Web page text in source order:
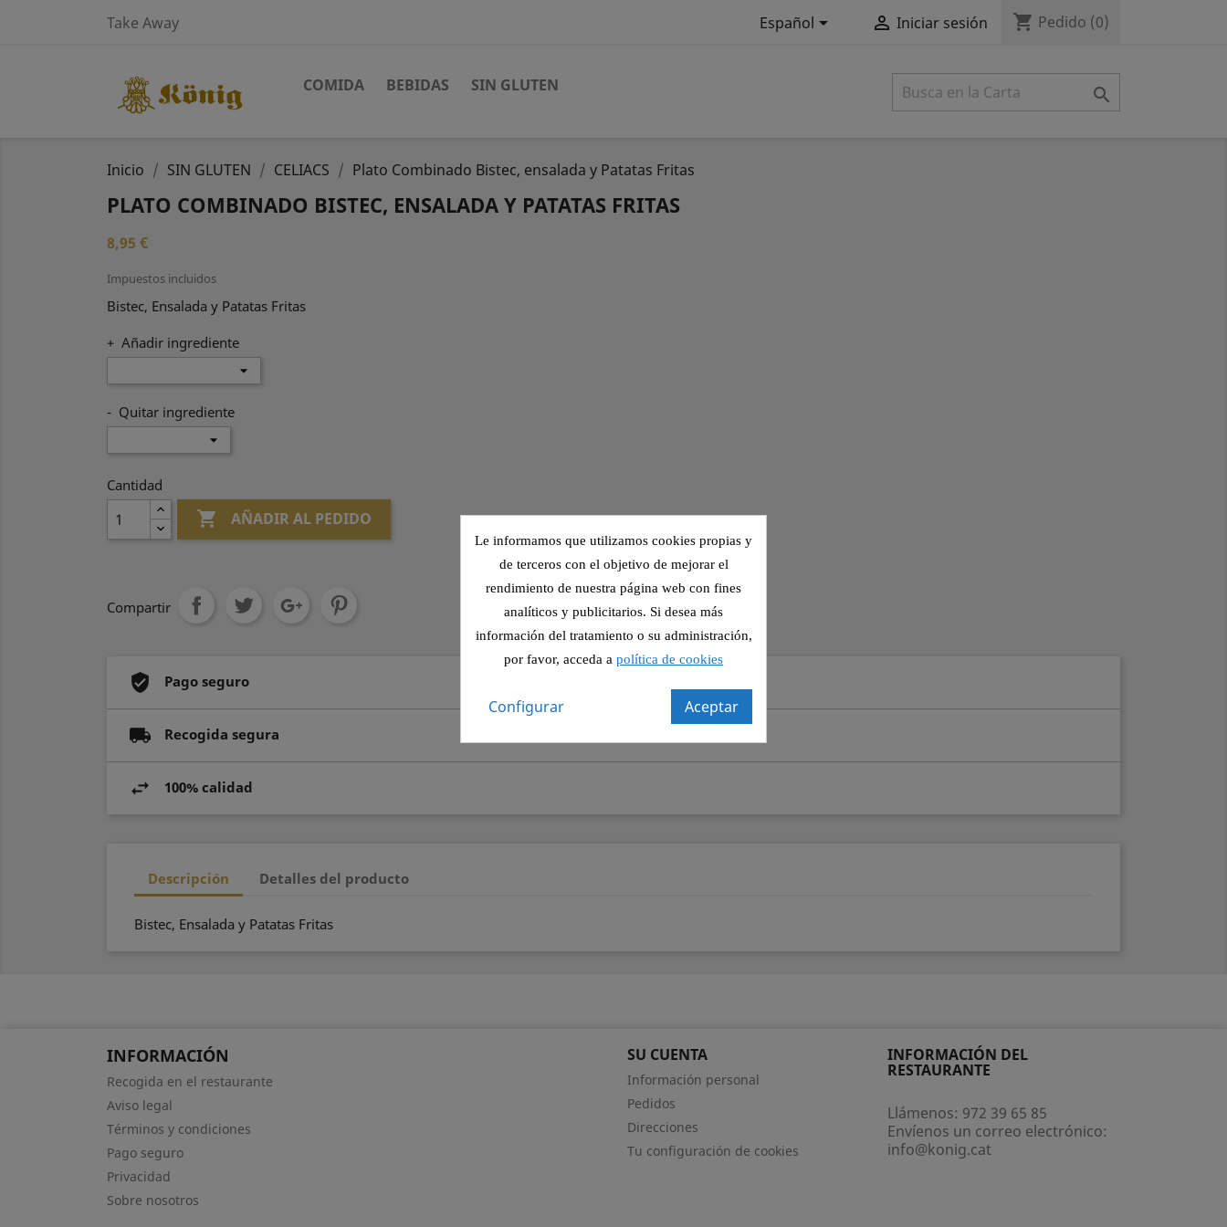
Take Away Español  Iniciar sesión shopping_cart Pedido (0)
COMIDA BEBIDAS SIN GLUTEN 
Inicio SIN GLUTEN CELIACS Plato Combinado Bistec, ensalada y Patatas Fritas
PLATO COMBINADO BISTEC, ENSALADA Y PATATAS FRITAS
8,95 €
Impuestos incluidos
Bistec, Ensalada y Patatas Fritas
+ Añadir ingrediente
- Quitar ingrediente
Cantidad
 AÑADIR AL PEDIDO
Compartir
Pago seguro
Recogida segura
100% calidad
Descripción Detalles del producto
Bistec, Ensalada y Patatas Fritas
INFORMACIÓN
Recogida en el restaurante
Aviso legal
Términos y condiciones
Pago seguro
Privacidad
Sobre nosotros
SU CUENTA
Información personal
Pedidos
Direcciones
Tu configuración de cookies
INFORMACIÓN DEL
RESTAURANTE
Llámenos: 972 39 65 85
Envíenos un correo electrónico:
info@konig.cat
Le informamos que utilizamos cookies propias y
de terceros con el objetivo de mejorar el
rendimiento de nuestra página web con fines
analíticos y publicitarios. Si desea más
información del tratamiento o su administración,
por favor, acceda a política de cookies
Aceptar
Configurar